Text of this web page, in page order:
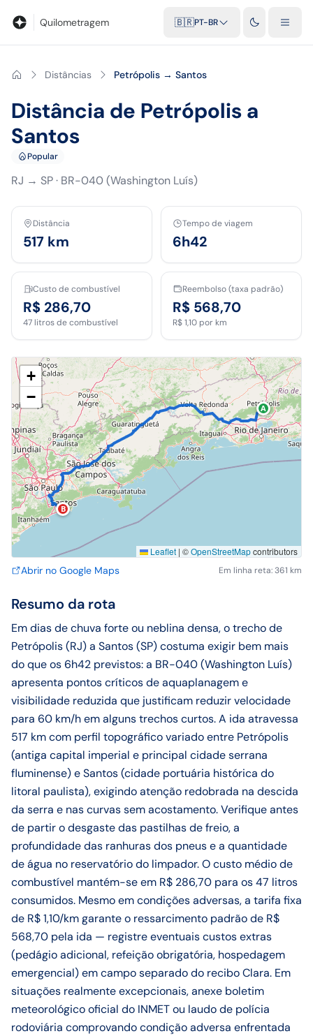
Quilometragem 🇧🇷PT-BR
Distâncias Petrópolis → Santos
Distância de Petrópolis a
Santos
Popular
RJ → SP· BR-040 (Washington Luís)
Distância
517 km
Tempo de viagem
6h42
Custo de combustível
R$ 286,70
47 litros de combustível
Reembolso (taxa padrão)
R$ 568,70
R$ 1,10 por km
A
B
+
−
Leaflet | ©OpenStreetMapcontributors
Abrir no Google Maps Em linha reta: 361 km
Resumo da rota
Em dias de chuva forte ou neblina densa, o trecho de
Petrópolis (RJ) a Santos (SP) costuma exigir bem mais
do que os 6h42 previstos: a BR-040 (Washington Luís)
apresenta pontos críticos de aquaplanagem e
visibilidade reduzida que justificam reduzir velocidade
para 60 km/h em alguns trechos curtos. A ida atravessa
517 km com perfil topográfico variado entre Petrópolis
(antiga capital imperial e principal cidade serrana
fluminense) e Santos (cidade portuária histórica do
litoral paulista), exigindo atenção redobrada na descida
da serra e nas curvas sem acostamento. Verifique antes
de partir o desgaste das pastilhas de freio, a
profundidade das ranhuras dos pneus e a quantidade
de água no reservatório do limpador. O custo médio de
combustível mantém-se em R$ 286,70 para os 47 litros
consumidos. Mesmo em condições adversas, a tarifa fixa
de R$ 1,10/km garante o ressarcimento padrão de R$
568,70 pela ida — registre eventuais custos extras
(pedágio adicional, refeição obrigatória, hospedagem
emergencial) em campo separado do recibo Clara. Em
situações realmente excepcionais, anexe boletim
meteorológico oficial do INMET ou laudo de polícia
rodoviária comprovando condição adversa enfrentada